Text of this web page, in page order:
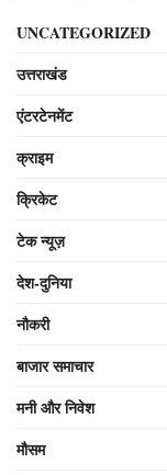
UNCATEGORIZED
उत्तराखंड
एंटरटेनमेंट
क्राइम
क्रिकेट
टेक न्यूज़
देश-दुनिया
नौकरी
बाजार समाचार
मनी और निवेश
मौसम